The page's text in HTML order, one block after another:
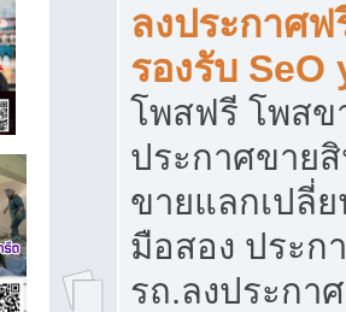
ลงประกาศ
รองรับ
โพสฟรี โพสข
ประกาศขาย
ขายแลกเปลี่
มือสอง ประก
รถ.ลงประกา